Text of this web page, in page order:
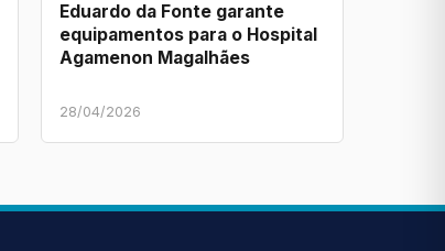
Eduardo da Fonte garante
equipamentos para o Hospital
Agamenon Magalhães
28/04/2026